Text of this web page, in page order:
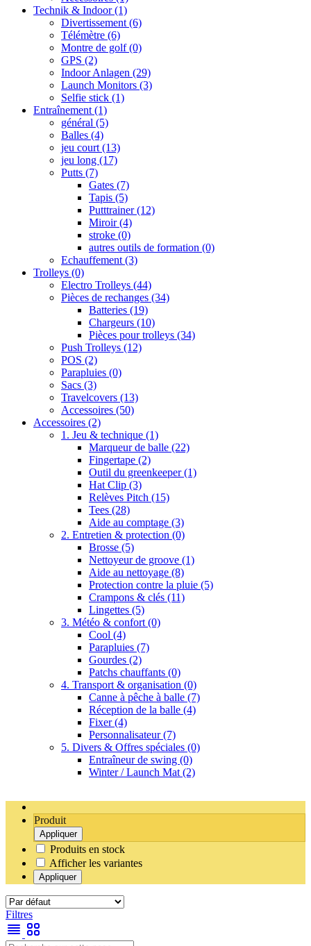
Technik & Indoor(1)
Divertissement (6)
Télémètre (6)
Montre de golf(0)
GPS (2)
Indoor Anlagen (29)
Launch Monitors (3)
Selfie stick (1)
Entraînement (1)
général (5)
Balles (4)
jeu court (13)
jeu long (17)
Putts (7)
Gates (7)
Tapis (5)
Putttrainer(12)
Miroir(4)
stroke (0)
autres outils de formation (0)
Echauffement (3)
Trolleys (0)
Electro Trolleys (44)
Pièces de rechanges (34)
Batteries (19)
Chargeurs (10)
Pièces pour trolleys (34)
Push Trolleys (12)
POS (2)
Parapluies (0)
Sacs (3)
Travelcovers (13)
Accessoires (50)
Accessoires (2)
1. Jeu & technique (1)
Marqueur de balle (22)
Fingertape (2)
Outil du greenkeeper(1)
Hat Clip (3)
Relèves Pitch (15)
Tees (28)
Aide au comptage (3)
2. Entretien & protection (0)
Brosse (5)
Nettoyeur de groove (1)
Aide au nettoyage (8)
Protection contre la pluie (5)
Crampons & clés (11)
Lingettes (5)
3. Météo & confort (0)
Cool (4)
Parapluies (7)
Gourdes (2)
Patchs chauffants (0)
4. Transport & organisation (0)
Canne à pêche à balle (7)
Réception de la balle (4)
Fixer(4)
Personnalisateur(7)
5. Divers & Offres spéciales (0)
Entraîneur de swing (0)
Winter / Launch Mat (2)
Produit
Appliquer
Produits en stock
Afficher les variantes
Appliquer
Filtres